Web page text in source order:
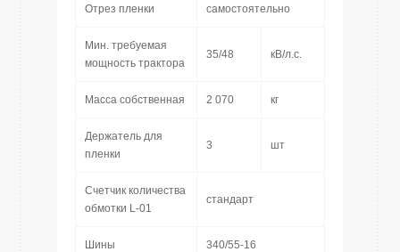
Отрез пленки самостоятельно
Мин. требуемая
мощность трактора
35/48 кВ/л.с.
Масса собственная 2 070 кг
Держатель для
пленки
3 шт
Счетчик количества
обмотки L-01
стандарт
Шины 340/55-16